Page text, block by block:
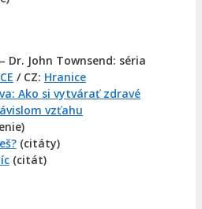
Dr. John Townsend: séria
/ CZ: Hranice
Ako si vytvárať zdravé
vzťahu
(citáty)
(citát)